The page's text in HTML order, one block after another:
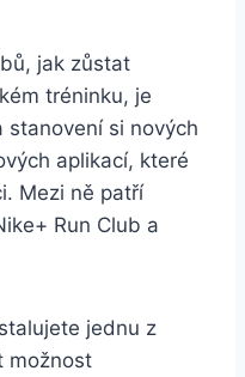
jak zůstat
tréninku, je
stanovení si nových
aplikací, které
Mezi ně patří
Run Club a
jednu z
možnost